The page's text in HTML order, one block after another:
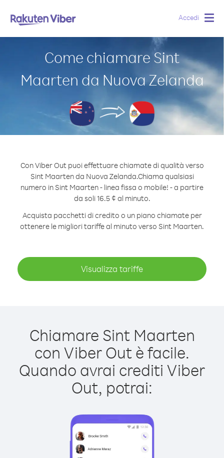
Accedi
Come chiamare Sint
Maarten da Nuova Zelanda
Con Viber Out puoi effettuare chiamate di qualità verso
Sint Maarten da Nuova Zelanda.Chiama qualsiasi
numero in Sint Maarten - linea fissa o mobile! - a partire
da soli 16.5 ¢ al minuto.
Acquista pacchetti di credito o un piano chiamate per
ottenere le migliori tariffe al minuto verso Sint Maarten.
Visualizza tariffe
Chiamare Sint Maarten
con Viber Out è facile.
Quando avrai crediti Viber
Out, potrai: